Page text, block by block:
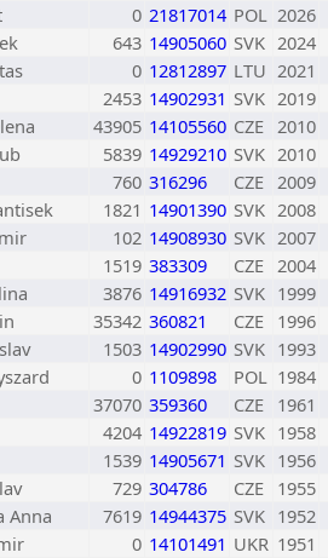
0 21817014 POL 2026
643 14905060 SVK 2024
0 12812897 LTU 2021
2453 14902931 SVK 2019
43905 14105560 CZE 2010
5839 14929210 SVK 2010
760 316296 CZE 2009
1821 14901390 SVK 2008
102 14908930 SVK 2007
1519 383309 CZE 2004
3876 14916932 SVK 1999
35342 360821 CZE 1996
1503 14902990 SVK 1993
0 1109898 POL 1984
37070 359360 CZE 1961
4204 14922819 SVK 1958
1539 14905671 SVK 1956
729 304786 CZE 1955
Anna 7619 14944375 SVK 1952
0 14101491 UKR 1951